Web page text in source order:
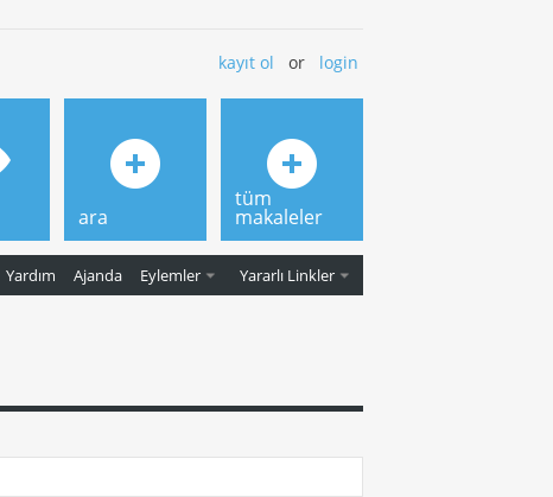
kayıt ol or login
Yardım Ajanda Eylemler Yararlı Linkler
ara
tüm
makaleler